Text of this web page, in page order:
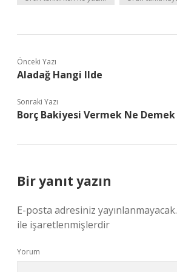
Önceki Yazı
Aladağ Hangi Ilde
Sonraki Yazı
Borç Bakiyesi Vermek Ne Demek
Bir yanıt yazın
E-posta adresiniz yayınlanmayacak.
ile işaretlenmişlerdir
Yorum